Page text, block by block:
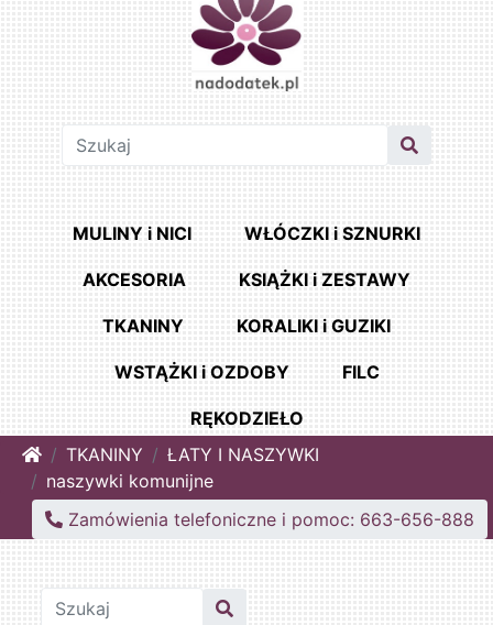
MULINY i NICI WŁÓCZKI i SZNURKI
AKCESORIA KSIĄŻKI i ZESTAWY
TKANINY KORALIKI i GUZIKI
WSTĄŻKI i OZDOBY FILC
RĘKODZIEŁO
HomeTKANINY
ŁATY I NASZYWKI
naszywki komunijne
Zamówienia telefoniczne i pomoc: 663-656-888